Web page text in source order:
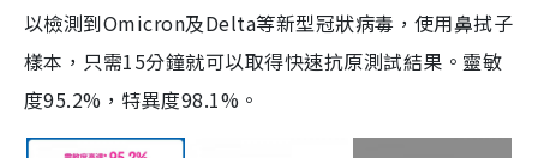
以檢測到Omicron及Delta等新型冠狀病毒，使用鼻拭子
樣本，只需15分鐘就可以取得快速抗原測試結果。靈敏
度95.2%，特異度98.1%。